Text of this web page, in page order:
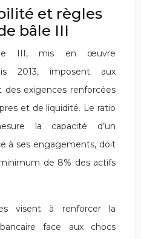
et règles
bâle III
III, mis en œuvre
2013, imposent aux
exigences renforcées
et de liquidité. Le ratio
la capacité d’un
à ses engagements, doit
de 8% des actifs
visent à renforcer la
face aux chocs